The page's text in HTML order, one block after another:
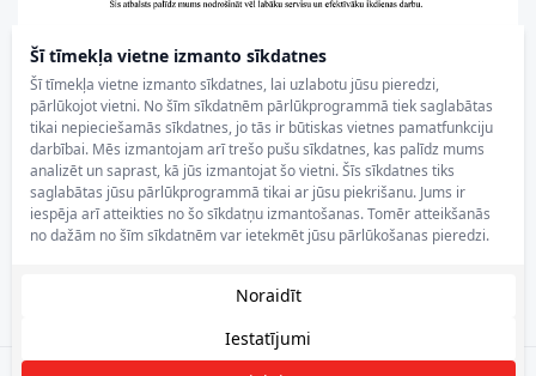
Šī tīmekļa vietne izmanto sīkdatnes
Šī tīmekļa vietne izmanto sīkdatnes, lai uzlabotu jūsu pieredzi,
pārlūkojot vietni. No šīm sīkdatnēm pārlūkprogrammā tiek saglabātas
tikai nepieciešamās sīkdatnes, jo tās ir būtiskas vietnes pamatfunkciju
darbībai. Mēs izmantojam arī trešo pušu sīkdatnes, kas palīdz mums
analizēt un saprast, kā jūs izmantojat šo vietni. Šīs sīkdatnes tiks
saglabātas jūsu pārlūkprogrammā tikai ar jūsu piekrišanu. Jums ir
iespēja arī atteikties no šo sīkdatņu izmantošanas. Tomēr atteikšanās
no dažām no šīm sīkdatnēm var ietekmēt jūsu pārlūkošanas pieredzi.
Iestatījumi
Noraidīt